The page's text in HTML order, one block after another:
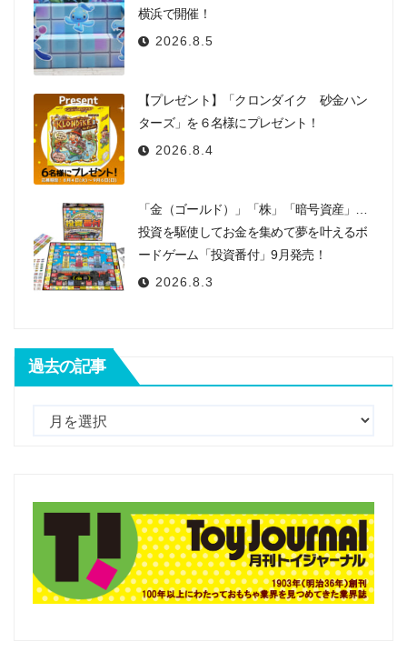
横浜で開催！
2026.8.5
【プレゼント】「クロンダイク 砂金ハン
ターズ」を６名様にプレゼント！
2026.8.4
「金（ゴールド）」「株」「暗号資産」…
投資を駆使してお金を集めて夢を叶えるボ
ードゲーム「投資番付」9月発売！
2026.8.3
過去の記事
記